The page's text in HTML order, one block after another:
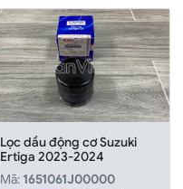
Lọc dầu động cơ Suzuki
Ertiga 2023-2024
Mã: 1651061J00000